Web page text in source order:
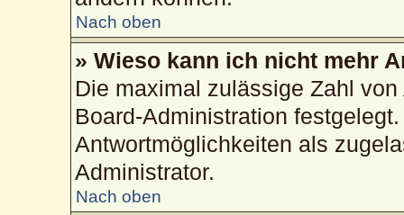
Nach oben
» Wieso kann ich nicht mehr
Die maximal zulässige Zahl
Board-Administration
Antwortmöglichkeiten als
Administrator.
Nach oben